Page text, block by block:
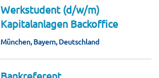
Werkstudent (d/w/m)
Kapitalanlagen Backoffice
München, Bayern, Deutschland